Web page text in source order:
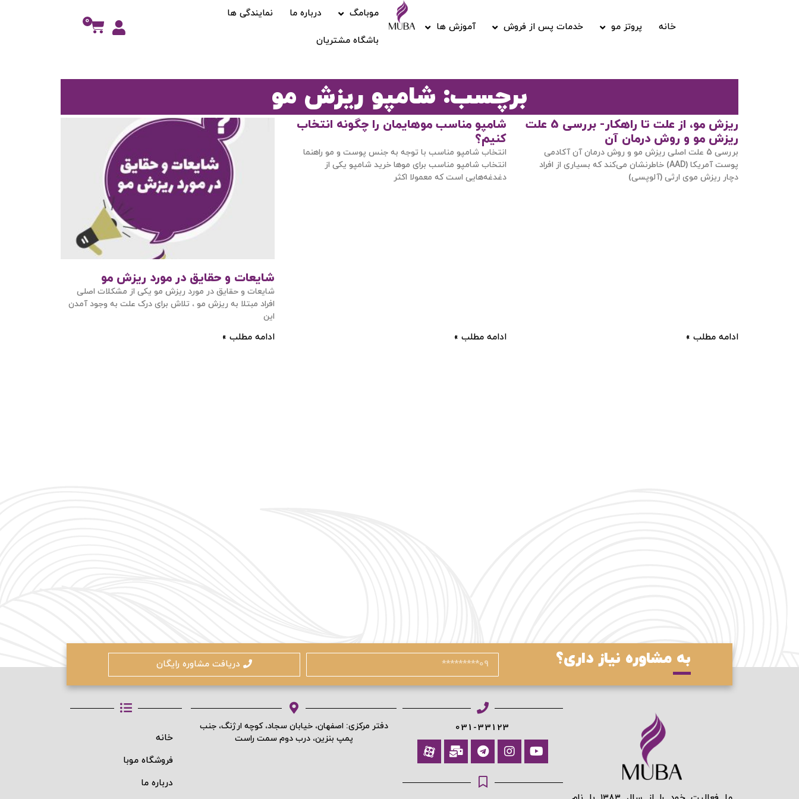
خانه پروتز مو خدمات پس از فروش آموزش ها
موبامگ درباره ما نمایندگی ها
باشگاه مشتریان
0
برچسب: شامپو ریزش مو
ریزش مو، از علت تا راهکار- بررسی 5 علت
ریزش مو و روش درمان آن
بررسی 5 علت اصلی ریزش مو و روش درمان آن آکادمی
پوست آمریکا (AAD) خاطرنشان می‌کند که بسیاری از افراد
دچار ریزش موی ارثی (آلوپسی)
ادامه مطلب »
شامپو مناسب موهایمان را چگونه انتخاب
کنیم؟
انتخاب شامپو مناسب با توجه به جنس پوست و مو راهنما
انتخاب شامپو مناسب برای موها خرید شامپو یکی از
دغدغه‌هایی است که معمولا اکثر
ادامه مطلب »
شایعات و حقایق در مورد ریزش مو
شایعات و حقایق در مورد ریزش مو یکی از مشکلات اصلی
افراد مبتلا به ریزش مو ، تلاش برای درک علت به وجود آمدن
این
ادامه مطلب »
به مشاوره نیاز داری؟ دریافت مشاوره رایگان
031-33123
دفتر مرکزی: اصفهان، خیابان سجاد، کوچه ارژنگ، جنب
پمپ بنزین، درب دوم سمت راست
خانه
فروشگاه موبا
درباره ما